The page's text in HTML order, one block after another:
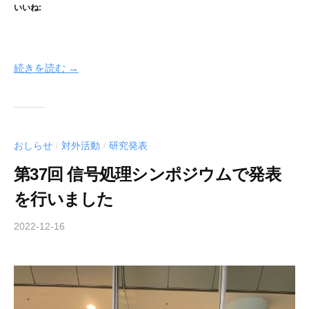
いいね:
続きを読む →
おしらせ / 対外活動 / 研究発表
第37回 信号処理シンポジウムで発表
を行いました
2022-12-16